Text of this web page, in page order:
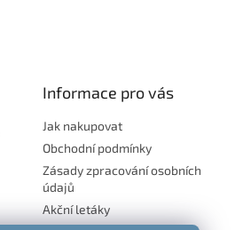
Informace pro vás
Jak nakupovat
Obchodní podmínky
Zásady zpracování osobních
údajů
Akční letáky